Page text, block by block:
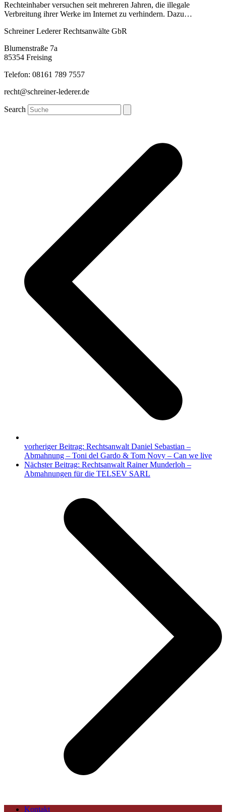
Rechteinhaber versuchen seit mehreren Jahren, die illegale
Verbreitung ihrer Werke im Internet zu verhindern. Dazu…
Schreiner Lederer Rechtsanwälte GbR
Blumenstraße 7a
85354 Freising
Telefon: 08161 789 7557
recht@schreiner-lederer.de
Search
vorheriger Beitrag: Rechtsanwalt Daniel Sebastian –
Abmahnung – Toni del Gardo & Tom Novy – Can we live
Nächster Beitrag: Rechtsanwalt Rainer Munderloh –
Abmahnungen für die TELSEV SARL
Kontakt